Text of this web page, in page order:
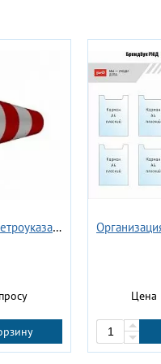
Флюгер ветроуказатель нефтехимический
Цена